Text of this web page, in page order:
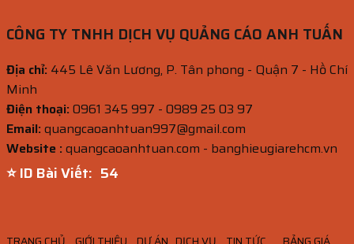
CÔNG TY TNHH DỊCH VỤ QUẢNG CÁO ANH TUẤN
Địa chỉ: 445 Lê Văn Lương, P. Tân phong - Quận 7 - Hồ Chí
Minh
Điện thoại:0961 345 997 - 0989 25 03 97
Email:quangcaoanhtuan997@gmail.com
Website :quangcaoanhtuan.com - banghieugiarehcm.vn
⭐ ID Bài Viết: 52